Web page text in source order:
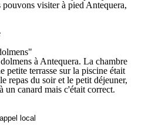
visiter à pied Antequera,
à Antequera. La chambre
petite terrasse sur la piscine était
repas du soir et le petit déjeuner,
un canard mais c'était correct.
local